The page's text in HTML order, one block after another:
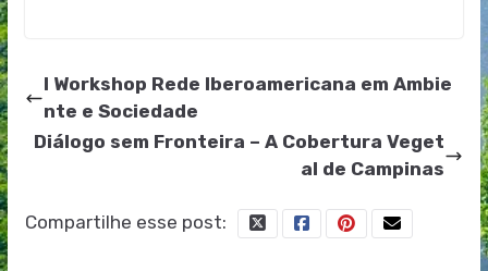
I Workshop Rede Iberoamericana em Ambie
nte e Sociedade
Diálogo sem Fronteira – A Cobertura Veget
al de Campinas
Compartilhe esse post: